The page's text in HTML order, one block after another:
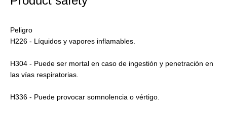
Peligro
H226 - Líquidos y vapores inflamables.
H304 - Puede ser mortal en caso de ingestión y penetración en
las vías respiratorias.
H336 - Puede provocar somnolencia o vértigo.